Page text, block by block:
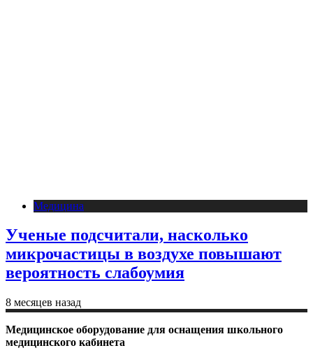
Медицина
Ученые подсчитали, насколько
микрочастицы в воздухе повышают
вероятность слабоумия
8 месяцев назад
Медицинское оборудование для оснащения школьного
медицинского кабинета